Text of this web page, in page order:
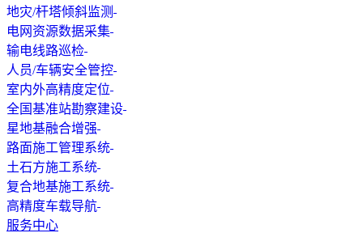
地灾/杆塔倾斜监测
电网资源数据采集
输电线路巡检
人员/车辆安全管控
室内外高精度定位
全国基准站勘察建设
星地基融合增强
路面施工管理系统
土石方施工系统
复合地基施工系统
高精度车载导航
服务中心